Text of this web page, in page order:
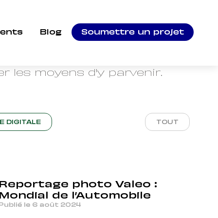
Blog Soumettre un projet
les moyens d'y parvenir.
DIGITALE TOUT
photo Valeo :
de l’Automobile
le 6 août 2024